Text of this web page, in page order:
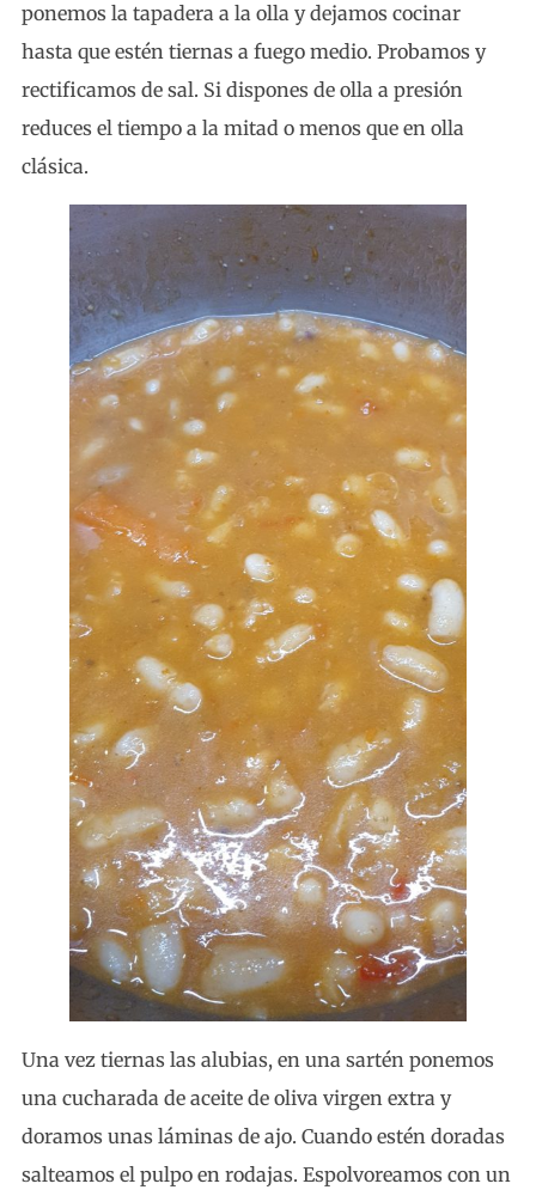
ponemos la tapadera a la olla y dejamos cocinar
hasta que estén tiernas a fuego medio. Probamos y
rectificamos de sal. Si dispones de olla a presión
reduces el tiempo a la mitad o menos que en olla
clásica.
Una vez tiernas las alubias, en una sartén ponemos
una cucharada de aceite de oliva virgen extra y
doramos unas láminas de ajo. Cuando estén doradas
salteamos el pulpo en rodajas. Espolvoreamos con un